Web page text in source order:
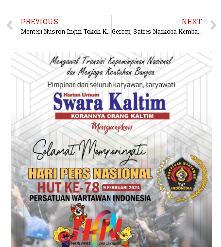
PREVIOUS
Menteri Nusron Ingin Tokoh Keagamaan Terlibat Aktif dalam Penyelesaian Sertipikasi Tanah Wakaf
NEXT
Gercep, Satres Narkoba Kembali Bekuk Pengedar Sabu